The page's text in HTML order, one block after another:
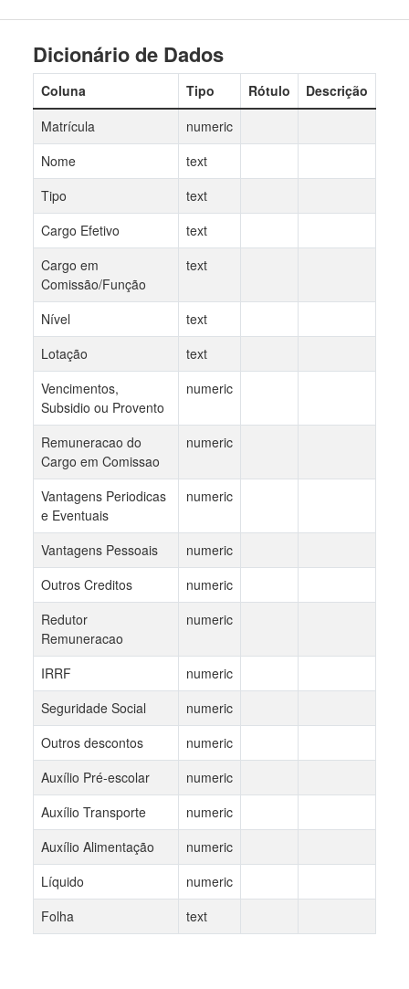
Dicionário de Dados
Coluna Tipo Rótulo
Descrição
Matrícula
numeric
Nome
text
Tipo
text
Cargo Efetivo
text
Cargo em
Comissão/Função
text
Nível
text
Lotação
text
Vencimentos,
Subsidio ou Provento
numeric
Remuneracao do
Cargo em Comissao
numeric
Vantagens Periodicas
e Eventuais
numeric
Vantagens Pessoais
numeric
Outros Creditos
numeric
Redutor
Remuneracao
numeric
IRRF
numeric
Seguridade Social
numeric
Outros descontos
numeric
Auxílio Pré-escolar
numeric
Auxílio Transporte
numeric
Auxílio Alimentação
numeric
Líquido
numeric
Folha
text